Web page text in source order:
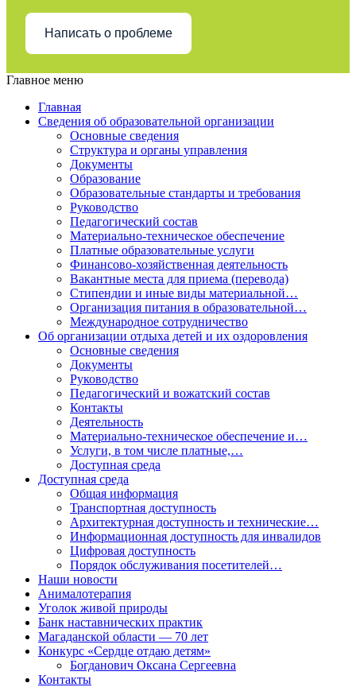
Написать о проблеме
Главное меню
Главная
Сведения об образовательной организации
Основные сведения
Структура и органы управления
Документы
Образование
Образовательные стандарты и требования
Руководство
Педагогический состав
Материально-техническое обеспечение
Платные образовательные услуги
Финансово-хозяйственная деятельность
Вакантные места для приема (перевода)
Стипендии и иные виды материальной…
Организация питания в образовательной…
Международное сотрудничество
Об организации отдыха детей и их оздоровления
Основные сведения
Документы
Руководство
Педагогический и вожатский состав
Контакты
Деятельность
Материально-техническое обеспечение и…
Услуги, в том числе платные,…
Доступная среда
Доступная среда
Общая информация
Транспортная доступность
Архитектурная доступность и технические…
Информационная доступность для инвалидов
Цифровая доступность
Порядок обслуживания посетителей…
Наши новости
Анималотерапия
Уголок живой природы
Банк наставнических практик
Магаданской области — 70 лет
Конкурс «Сердце отдаю детям»
Богданович Оксана Сергеевна
Контакты